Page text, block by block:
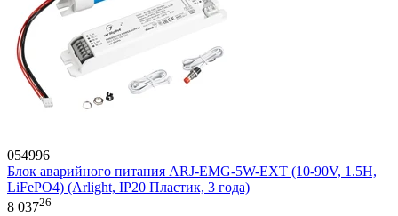
054996
Блок аварийного питания ARJ-EMG-5W-EXT (10-90V, 1.5H,
LiFePO4) (Arlight, IP20 Пластик, 3 года)
8 03726